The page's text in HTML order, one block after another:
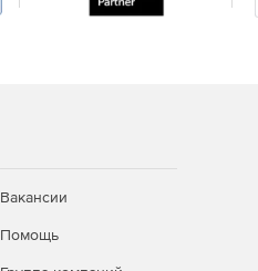
Вакансии
Помощь